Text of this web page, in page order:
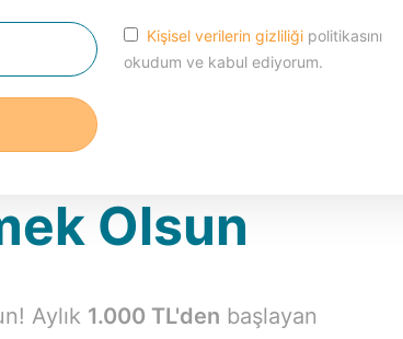
Kişisel verilerin gizliliğipolitikasını
okudum ve kabul ediyorum.
Sanal
Olsun
Aylık 1.000 TL'den başlayan